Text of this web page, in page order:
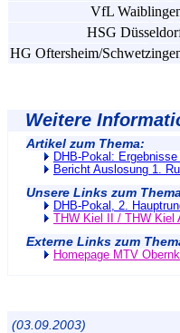
VfL
HSG
HG Oftersheim/
Weitere
Artikel zum Thema:
DHB-Pokal:
Bericht Auslosung 1.
Unsere Links zum
DHB-Pokal, 2.
THW Kiel II / THW Kiel
Externe Links zum
Homepage MTV
(03.09.2003)